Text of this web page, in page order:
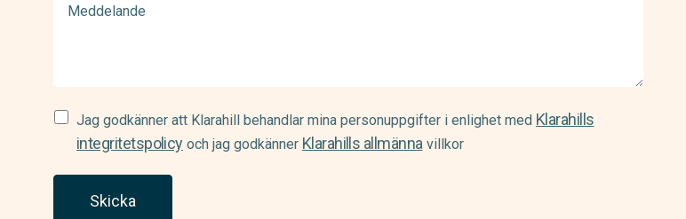
Samtycke
(Required)
Jag godkänner att Klarahill behandlar mina personuppgifter i enlighet med Klarahills
integritetspolicyoch jag godkänner Klarahills allmännavillkor
Skicka